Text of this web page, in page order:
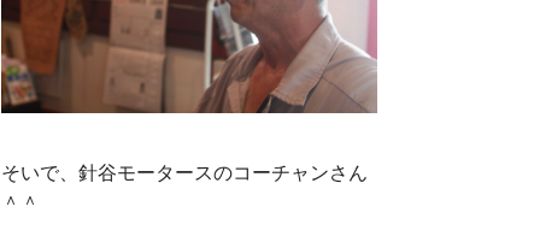
そいで、針谷モータースのコーチャンさん
＾＾